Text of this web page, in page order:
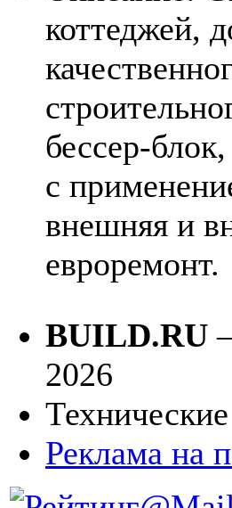
коттеджей,
бессер-
с
внешняя и
евроремонт.
BUILD.RU
2026
Реклама на